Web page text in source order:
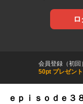
会員登録（初回
50pt プレゼント
ｅｐｉｓｏｄｅ３